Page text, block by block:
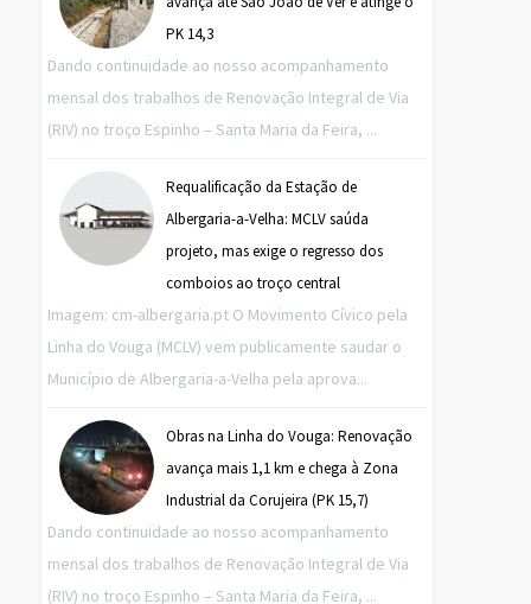
PK 14,3
Dando continuidade ao nosso acompanhamento
mensal dos trabalhos de Renovação Integral de Via
(RIV) no troço Espinho – Santa Maria da Feira, ...
Requalificação da Estação de
Albergaria-a-Velha: MCLV saúda
projeto, mas exige o regresso dos
comboios ao troço central
Imagem: cm-albergaria.pt O Movimento Cívico pela
Linha do Vouga (MCLV) vem publicamente saudar o
Município de Albergaria-a-Velha pela aprova...
Obras na Linha do Vouga: Renovação
avança mais 1,1 km e chega à Zona
Industrial da Corujeira (PK 15,7)
Dando continuidade ao nosso acompanhamento
mensal dos trabalhos de Renovação Integral de Via
(RIV) no troço Espinho – Santa Maria da Feira, ...